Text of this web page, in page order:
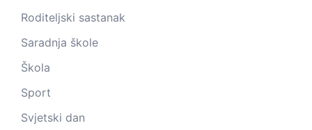
Roditeljski sastanak
Saradnja škole
Škola
Sport
Svjetski dan